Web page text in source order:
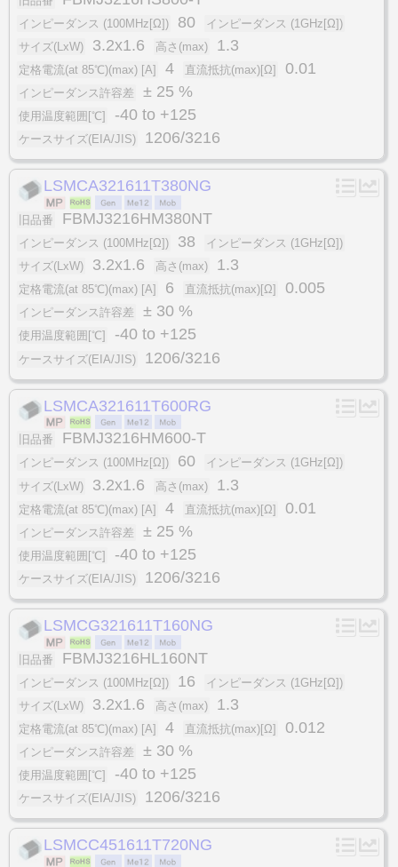
インピーダンス (100MHz[Ω]) 80
インピーダンス (1GHz[Ω])
サイズ(LxW)
3.2x1.6 高さ(max) 1.3
定格電流(at 85℃)(max) [A] 4 直流抵抗(max)[Ω] 0.01
インピーダンス許容差 ± 25 %
使用温度範囲[℃] -40 to +125
ケースサイズ(EIA/JIS) 1206/3216
LSMCA321611T380NG
旧品番 FBMJ3216HM380NT
インピーダンス (100MHz[Ω]) 38
インピーダンス (1GHz[Ω])
サイズ(LxW)
3.2x1.6 高さ(max) 1.3
定格電流(at 85℃)(max) [A] 6 直流抵抗(max)[Ω] 0.005
インピーダンス許容差 ± 30 %
使用温度範囲[℃] -40 to +125
ケースサイズ(EIA/JIS) 1206/3216
LSMCA321611T600RG
旧品番 FBMJ3216HM600-T
インピーダンス (100MHz[Ω]) 60
インピーダンス (1GHz[Ω])
サイズ(LxW)
3.2x1.6 高さ(max) 1.3
定格電流(at 85℃)(max) [A] 4 直流抵抗(max)[Ω] 0.01
インピーダンス許容差 ± 25 %
使用温度範囲[℃] -40 to +125
ケースサイズ(EIA/JIS) 1206/3216
LSMCG321611T160NG
旧品番 FBMJ3216HL160NT
インピーダンス (100MHz[Ω]) 16
インピーダンス (1GHz[Ω])
サイズ(LxW)
3.2x1.6 高さ(max) 1.3
定格電流(at 85℃)(max) [A] 4 直流抵抗(max)[Ω] 0.012
インピーダンス許容差 ± 30 %
使用温度範囲[℃] -40 to +125
ケースサイズ(EIA/JIS) 1206/3216
LSMCC451611T720NG